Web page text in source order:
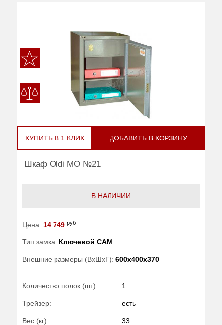
КУПИТЬ В 1 КЛИК ДОБАВИТЬ В КОРЗИНУ
Шкаф Oldi МО №21
В НАЛИЧИИ
Цена: 14 749 руб
Тип замка: Ключевой САМ
Внешние размеры (ВхШхГ): 600x400x370
Количество полок (шт): 1
Трейзер: есть
Вес (кг) : 33